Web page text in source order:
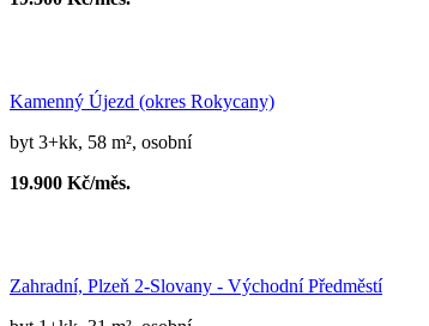
Kamenný Újezd (okres Rokycany)
byt 3+kk, 58 m², osobní
19.900 Kč/měs.
Zahradní, Plzeň 2-Slovany - Východní Předměstí